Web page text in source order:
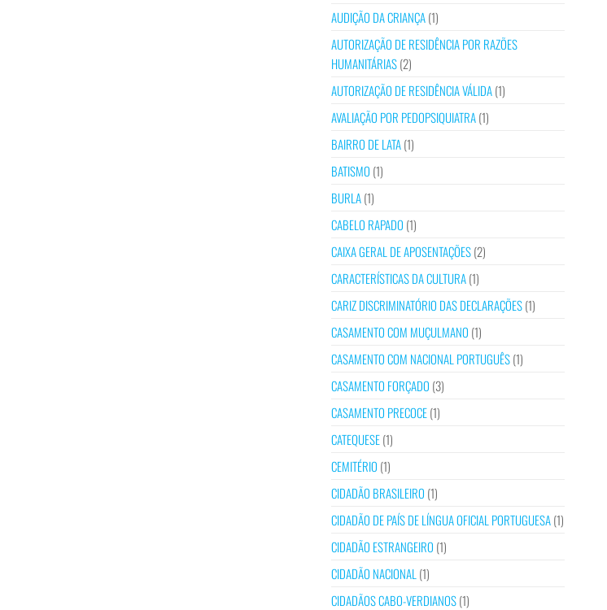
AUDIÇÃO DA CRIANÇA(1)
AUTORIZAÇÃO DE RESIDÊNCIA POR RAZÕES
HUMANITÁRIAS(2)
AUTORIZAÇÃO DE RESIDÊNCIA VÁLIDA(1)
AVALIAÇÃO POR PEDOPSIQUIATRA(1)
BAIRRO DE LATA(1)
BATISMO (1)
BURLA(1)
CABELO RAPADO (1)
CAIXA GERAL DE APOSENTAÇÕES(2)
CARACTERÍSTICAS DA CULTURA(1)
CARIZ DISCRIMINATÓRIO DAS DECLARAÇÕES(1)
CASAMENTO COM MUÇULMANO (1)
CASAMENTO COM NACIONAL PORTUGUÊS(1)
CASAMENTO FORÇADO (3)
CASAMENTO PRECOCE(1)
CATEQUESE(1)
CEMITÉRIO (1)
CIDADÃO BRASILEIRO (1)
CIDADÃO DE PAÍS DE LÍNGUA OFICIAL PORTUGUESA(1)
CIDADÃO ESTRANGEIRO (1)
CIDADÃO NACIONAL (1)
CIDADÃOS CABO-VERDIANOS(1)